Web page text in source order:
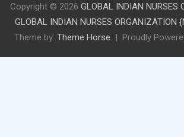
Copyright © 2026 GLOBAL INDIAN NURSES
GLOBAL INDIAN NURSES ORGANIZATION
Theme by: Theme Horse Proudly